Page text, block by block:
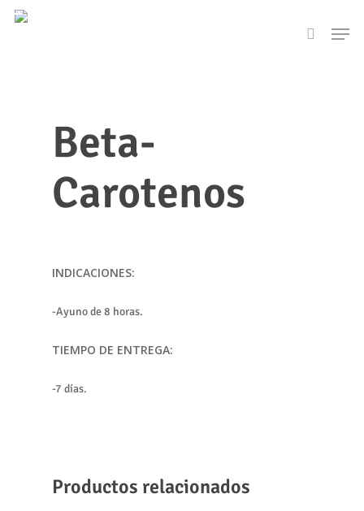
Skip
search
Beta-
Carotenos
INDICACIONES:
-Ayuno de 8 horas.
TIEMPO DE ENTREGA:
-7 días.
Productos relacionados